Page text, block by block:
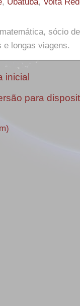
sócio
longas viagens.
inicial
para